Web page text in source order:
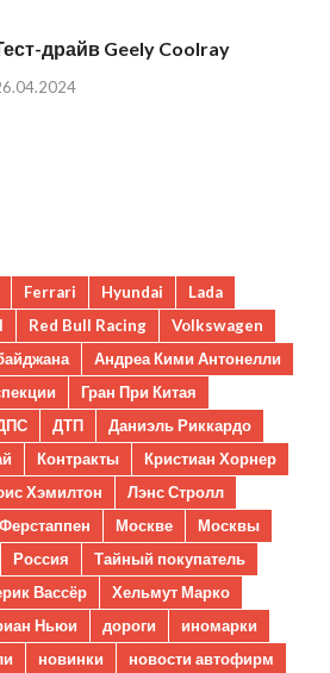
драйв Geely Coolray
Ferrari Hyundai
Lada
Red Bull Racing
Volkswagen
Андреа Кими Антонелли
Гран При Китая
ДТП
Даниэль Риккардо
Контракты
Кристиан Хорнер
Хэмилтон
Лэнс Стролл
Москве
Москвы
Россия
Тайный покупатель
Вассёр
Хельмут Марко
Ньюи дороги
иномарки
новинки
новости автофирм